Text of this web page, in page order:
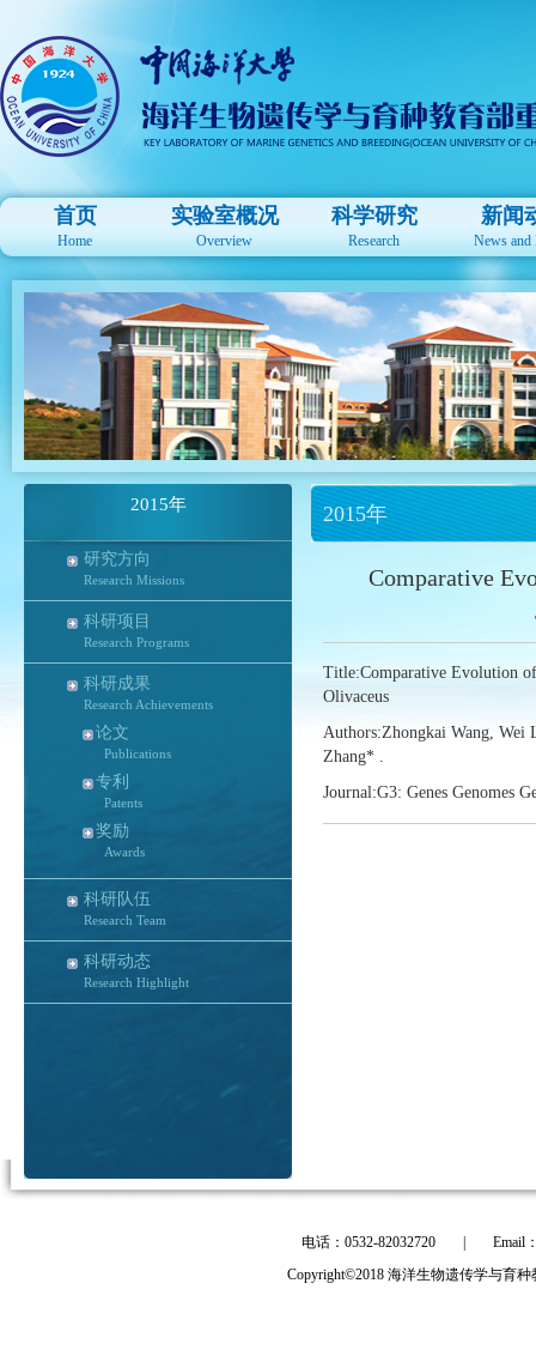
首页
Home
实验室概况
Overview
科学研究
Research
新闻
News and
2015年
研究方向
Research Missions
科研项目
Research Programs
科研成果
Research Achievements
论文
Publications
专利
Patents
奖励
Awards
科研队伍
Research Team
科研动态
Research Highlight
2015年
Comparative
Title:Comparative Evolution of
Olivaceus
Authors:Zhongkai Wang, Wei
Zhang* .
Journal:G3: Genes Genomes
电话：0532-82032720
Email
Copyright©2018 海洋生物遗传学与育种